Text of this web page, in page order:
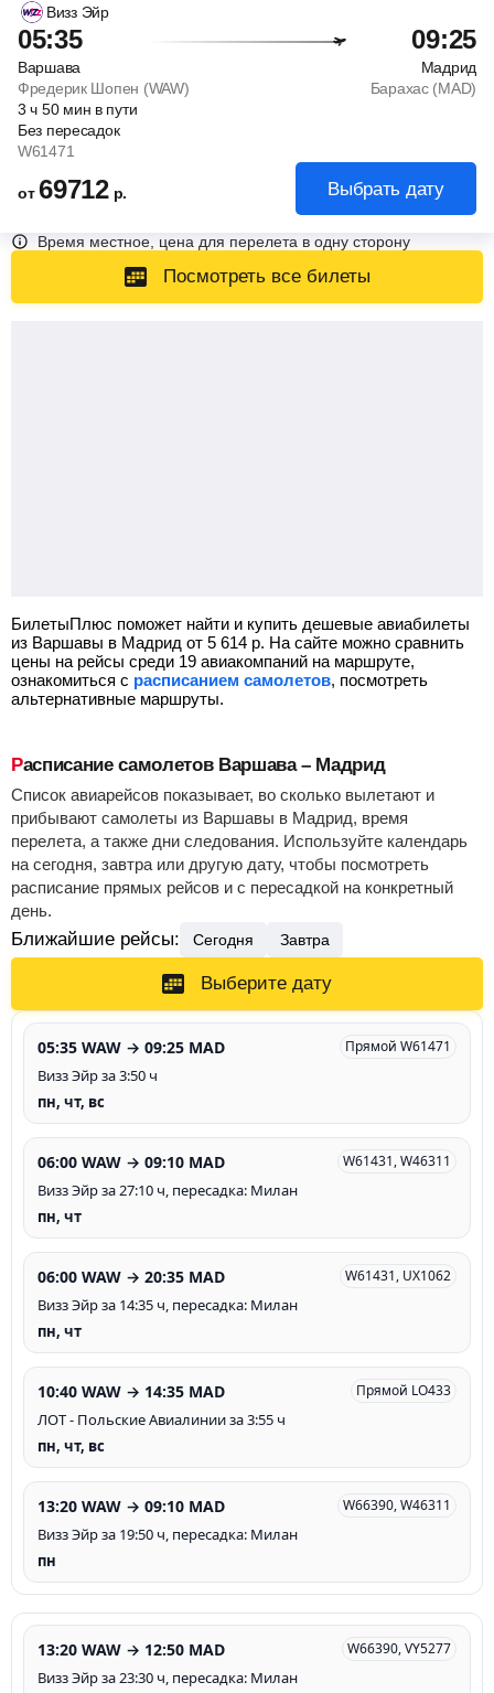
Визз Эйр
05:35 09:25
Варшава
Мадрид
Фредерик Шопен (WAW)
Барахас (MAD)
3ч 50 мин в пути
Без пересадок
W61471
от69712 р. Выбрать дату
Время местное, цена для перелета в одну сторону
Посмотреть все билеты
БилетыПлюс поможет найти и купить дешевые авиабилеты
из Варшавы в Мадрид от 5 614 р. На сайте можно сравнить
цены на рейсы среди 19 авиакомпаний на маршруте,
ознакомиться с расписанием самолетов, посмотреть
альтернативные маршруты.
Расписание самолетов Варшава – Мадрид
Список авиарейсов показывает, во сколько вылетают и
прибывают самолеты из Варшавы в Мадрид, время
перелета, а также дни следования. Используйте календарь
на сегодня, завтра или другую дату, чтобы посмотреть
расписание прямых рейсов и с пересадкой на конкретный
день.
Ближайшие рейсы: Сегодня Завтра
Выберите дату
05:35 WAW → 09:25 MAD Прямой W61471
Визз Эйр за 3:50 ч
пн, чт, вс
06:00 WAW → 09:10 MAD W61431, W46311
Визз Эйр за 27:10 ч, пересадка: Милан
пн, чт
06:00 WAW → 20:35 MAD W61431, UX1062
Визз Эйр за 14:35 ч, пересадка: Милан
пн, чт
10:40 WAW → 14:35 MAD Прямой LO433
ЛОТ - Польские Авиалинии за 3:55 ч
пн, чт, вс
13:20 WAW → 09:10 MAD W66390, W46311
Визз Эйр за 19:50 ч, пересадка: Милан
пн
13:20 WAW → 12:50 MAD W66390, VY5277
Визз Эйр за 23:30 ч, пересадка: Милан